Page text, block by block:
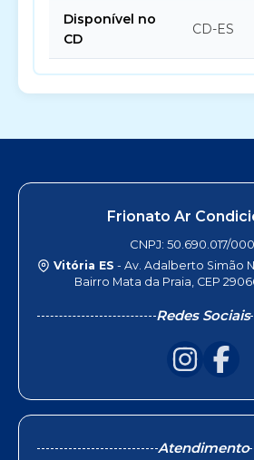
Disponível no
CD
CD-ES
Frionato Ar
CNPJ: 50.690.017/
Vitória ES - Av. Adalberto Simão
Bairro Mata da Praia, CEP
Redes Sociais
Atendimento